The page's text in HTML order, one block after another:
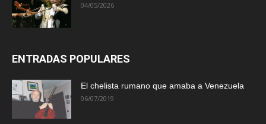
04/05/2026
ENTRADAS POPULARES
El chelista rumano que amaba a Venezuela
06/07/2019